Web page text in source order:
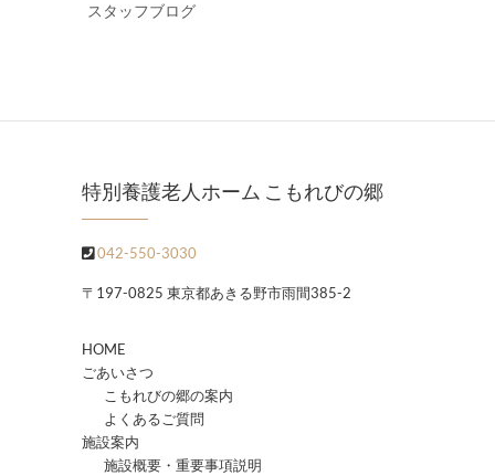
スタッフブログ
特別養護老人ホーム こもれびの郷
042-550-3030
〒197-0825 東京都あきる野市雨間385-2
HOME
ごあいさつ
こもれびの郷の案内
よくあるご質問
施設案内
施設概要・重要事項説明